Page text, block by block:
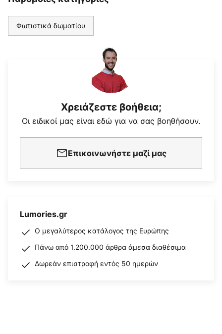
Φωτιστικά δωματίου
Χρειάζεστε βοήθεια;
Οι ειδικοί μας είναι εδώ για να σας βοηθήσουν.
Επικοινωνήστε μαζί μας
Lumories.gr
Ο μεγαλύτερος κατάλογος της Ευρώπης
Πάνω από 1.200.000 άρθρα άμεσα διαθέσιμα
Δωρεάν επιστροφή εντός 50 ημερών